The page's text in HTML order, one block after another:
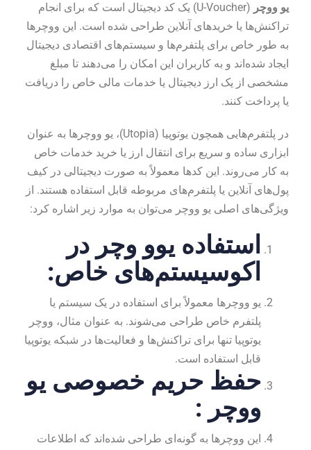
یو ووچر
(U-Voucher) یک کد دیجیتال است که برای انجام
تراکنش‌ها یا خریدهای آنلاین طراحی شده است. این ووچرها
به طور خاص برای پلتفرم‌ها و سیستم‌های اقتصادی دیجیتال
ایجاد شده‌اند و به کاربران این امکان را می‌دهند تا مبلغ
مشخصی از یک ارز دیجیتال یا خدمات مالی خاص را دریافت
یا پرداخت کنند.
در پلتفرم‌هایی همچون یوتوپیا (Utopia)، یو ووچرها به عنوان
ابزاری ساده و سریع برای انتقال ارز یا خرید خدمات خاص
به کار می‌روند. این کدها معمولاً به صورت دیجیتالی در کیف
پول‌های آنلاین یا پلتفرم‌های مربوطه قابل استفاده هستند. از
ویژگی‌های اصلی یو ووچر می‌توان به موارد زیر اشاره کرد:
استفاده یوو وچر در
اکوسیستم‌های خاص:
یو ووچرها معمولاً برای استفاده در یک سیستم یا
پلتفرم خاص طراحی می‌شوند. به عنوان مثال، ووچر
یوتوپیا تنها برای تراکنش‌ها و فعالیت‌ها در شبکه یوتوپیا
قابل استفاده است.
حفظ حریم خصوصی یو
ووچر :
این ووچرها به گونه‌ای طراحی شده‌اند که اطلاعات